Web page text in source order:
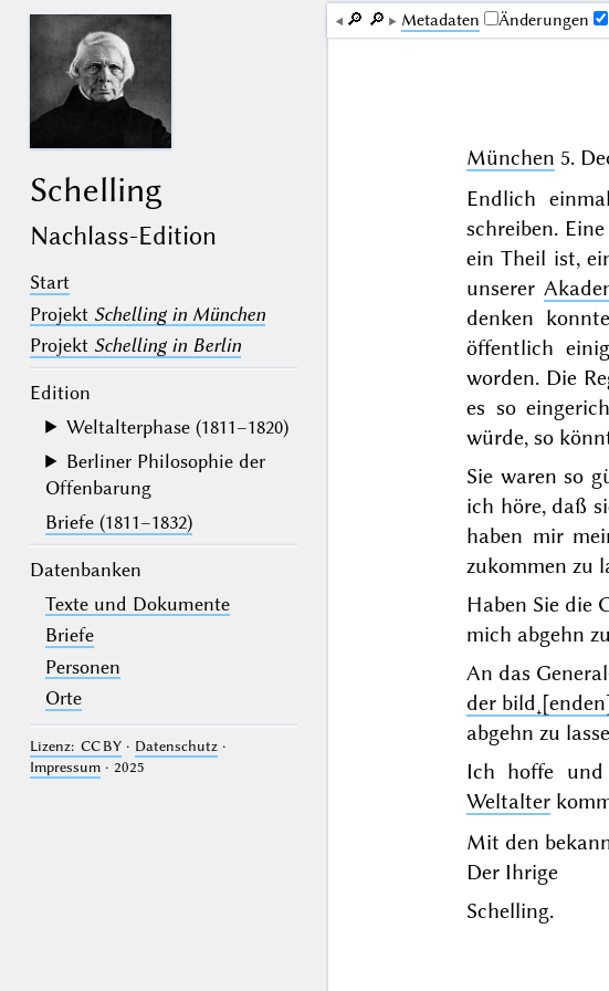
Schelling
Nachlass-Edition
Start
Projekt Schelling in München
Projekt Schelling in Berlin
Edition
Weltalterphase (1811–1820)
Berliner Philosophie der
Offenbarung
Briefe (1811–1832)
Datenbanken
Texte und Dokumente
Briefe
Personen
Orte
Lizenz: CC BY· Datenschutz·
Impressum· 2025
🔎︎ 🔎︎ Me­ta­da­ten Änderungen
München 5.
Endlich
schreiben.
ein Theil ist,
unserer
denken
öffentlich
worden. Die
es so
würde, so
Sie waren so
ich höre, daß
haben mir
zukommen zu
Haben Sie die
mich abgehn
An das
der
abgehn zu
Ich hoffe
Weltalter
Mit den
Der Ihrige
Schelling.